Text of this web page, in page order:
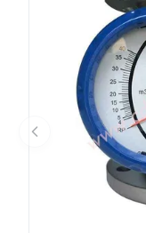
applications à